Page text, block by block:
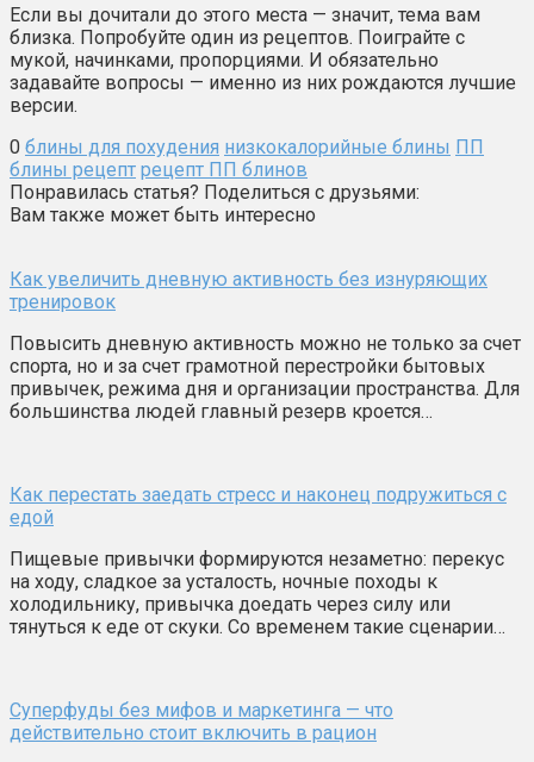
Если вы дочитали до этого места — значит, тема вам
близка. Попробуйте один из рецептов. Поиграйте с
мукой, начинками, пропорциями. И обязательно
задавайте вопросы — именно из них рождаются лучшие
версии.
0 блины для похудения низкокалорийные блины ПП
блины рецепт рецепт ПП блинов
Понравилась статья? Поделиться с друзьями:
Вам также может быть интересно
Как увеличить дневную активность без изнуряющих
тренировок
Повысить дневную активность можно не только за счет
спорта, но и за счет грамотной перестройки бытовых
привычек, режима дня и организации пространства. Для
большинства людей главный резерв кроется…
Как перестать заедать стресс и наконец подружиться с
едой
Пищевые привычки формируются незаметно: перекус
на ходу, сладкое за усталость, ночные походы к
холодильнику, привычка доедать через силу или
тянуться к еде от скуки. Со временем такие сценарии…
Суперфуды без мифов и маркетинга — что
действительно стоит включить в рацион